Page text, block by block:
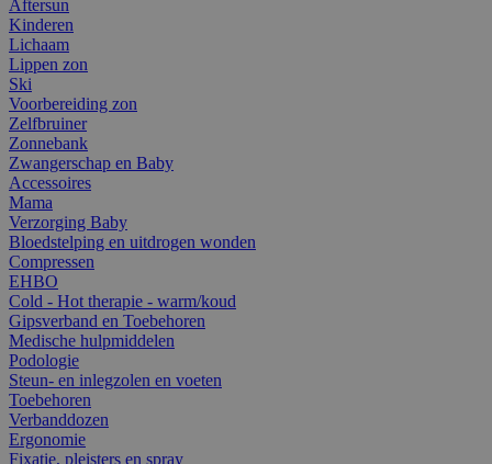
Aftersun
Kinderen
Lichaam
Lippen zon
Ski
Voorbereiding zon
Zelfbruiner
Zonnebank
Zwangerschap en Baby
Accessoires
Mama
Verzorging Baby
Bloedstelping en uitdrogen wonden
Compressen
EHBO
Cold - Hot therapie - warm/koud
Gipsverband en Toebehoren
Medische hulpmiddelen
Podologie
Steun- en inlegzolen en voeten
Toebehoren
Verbanddozen
Ergonomie
Fixatie, pleisters en spray